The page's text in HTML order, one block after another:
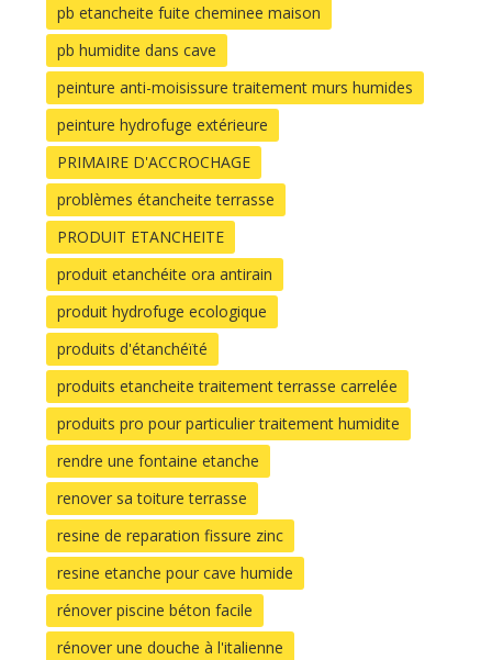
pb etancheite fuite cheminee maison
pb humidite dans cave
peinture anti-moisissure traitement murs humides
peinture hydrofuge extérieure
PRIMAIRE D'ACCROCHAGE
problèmes étancheite terrasse
PRODUIT ETANCHEITE
produit etanchéite ora antirain
produit hydrofuge ecologique
produits d'étanchéïté
produits etancheite traitement terrasse carrelée
produits pro pour particulier traitement humidite
rendre une fontaine etanche
renover sa toiture terrasse
resine de reparation fissure zinc
resine etanche pour cave humide
rénover piscine béton facile
rénover une douche à l'italienne